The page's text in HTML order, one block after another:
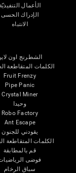
الأعمال التنفيذيّة
الإدراك الحسى
الانتباه
الشطرنج اون
الكلمات المتقاطعة
Fruit Frenzy
Pipe Panic
Crystal Miner
وحيدا
Robo Factory
Ant Escape
يقودني للجنون
الكلمات المتقاطعة
قم بالمطابقة
فوضى
سباق الرخام